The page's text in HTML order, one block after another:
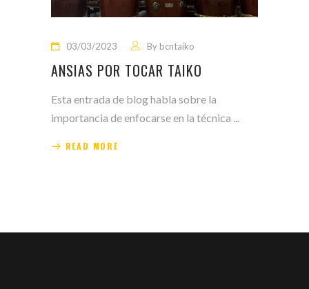
03/03/2023 By bcntaiko
ANSIAS POR TOCAR TAIKO
Esta entrada de blog habla sobre la
importancia de enfocarse en la técnica
READ MORE